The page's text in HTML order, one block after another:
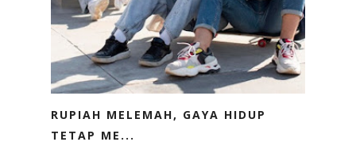
RUPIAH MELEMAH, GAYA HIDUP
TETAP ME...